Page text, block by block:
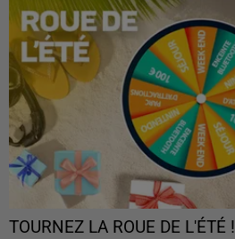
TOURNEZ LA ROUE DE L'ÉTÉ !